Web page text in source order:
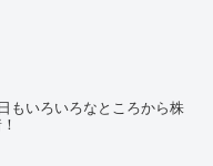
もいろいろなところから株